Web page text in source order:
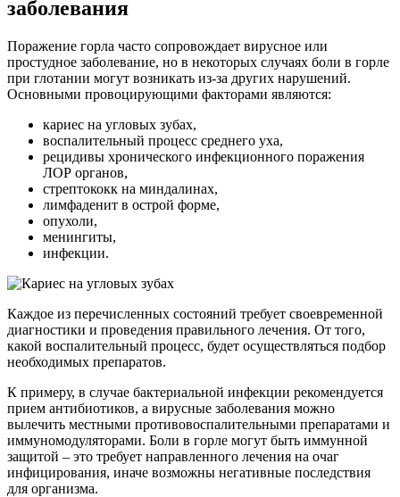
заболевания
Поражение горла часто сопровождает вирусное или
простудное заболевание, но в некоторых случаях боли в горле
при глотании могут возникать из-за других нарушений.
Основными провоцирующими факторами являются:
кариес на угловых зубах,
воспалительный процесс среднего уха,
рецидивы хронического инфекционного поражения
ЛОР органов,
стрептококк на миндалинах,
лимфаденит в острой форме,
опухоли,
менингиты,
инфекции.
Каждое из перечисленных состояний требует своевременной
диагностики и проведения правильного лечения. От того,
какой воспалительный процесс, будет осуществляться подбор
необходимых препаратов.
К примеру, в случае бактериальной инфекции рекомендуется
прием антибиотиков, а вирусные заболевания можно
вылечить местными противовоспалительными препаратами и
иммуномодуляторами. Боли в горле могут быть иммунной
защитой – это требует направленного лечения на очаг
инфицирования, иначе возможны негативные последствия
для организма.